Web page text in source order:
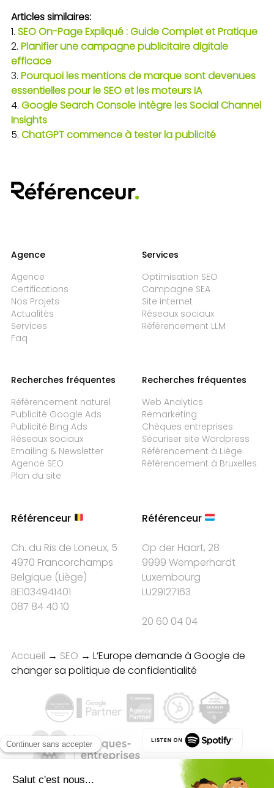
Articles similaires:
SEO On-Page Expliqué : Guide Complet et Pratique
Planifier une campagne publicitaire digitale
efficace
Pourquoi les mentions de marque sont devenues
essentielles pour le SEO et les moteurs IA
Google Search Console intègre les Social Channel
Insights
ChatGPT commence à tester la publicité
Agence
Agence
Certifications
Nos Projets
Actualités
Services
Faq
Services
Optimisation SEO
Campagne SEA
Site internet
Réseaux sociaux
Référencement LLM
Recherches fréquentes
Référencement naturel
Publicité Google Ads
Publicité Bing Ads
Réseaux sociaux
Emailing & Newsletter
Agence SEO
Plan du site
Recherches fréquentes
Web Analytics
Remarketing
Chèques entreprises
Sécuriser site Wordpress
Référencement à Liège
Référencement à Bruxelles
Référenceur
Ch. du Ris de Loneux, 5
4970 Francorchamps
Belgique (Liège)
BE1034941401
087 84 40 10
Référenceur
Op der Haart, 28
9999 Wemperhardt
Luxembourg
LU29127163
20 60 04 04
Accueil → SEO → L’Europe demande à Google de
changer sa politique de confidentialité